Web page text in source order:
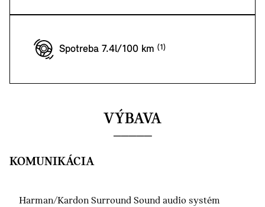
Spotreba 7.4l/100 km
VÝBAVA
KOMUNIKÁCIA
Harman/Kardon Surround Sound audio systém